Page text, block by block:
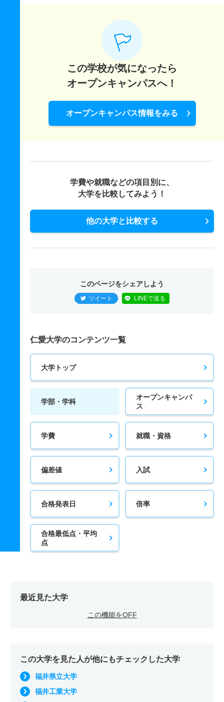
この学校が気になったら
オープンキャンパスへ！
オープンキャンパス情報をみる
学費や就職などの項目別に、
大学を比較してみよう！
他の大学と比較する
このページをシェアしよう
ツイート LINEで送る
仁愛大学のコンテンツ一覧
大学トップ
学部・学科
オープンキャンパ
ス
学費 就職・資格
偏差値 入試
合格発表日 倍率
合格最低点・平均
点
最近見た大学
この機能をOFF
この大学を見た人が他にもチェックした大学
福井県立大学
福井工業大学